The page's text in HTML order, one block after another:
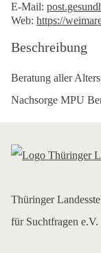
E-Mail:
Web: https://
Beschreibung
Beratung aller
Nachsorge MPU
Thüringer
für Suchtfragen e.V.